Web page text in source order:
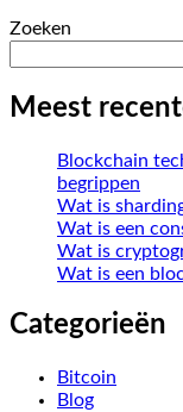
Zoeken
Meest
Blockchain
begrippen
Wat is
Wat is een
Wat is
Wat is een
Categorieën
Bitcoin
Blog